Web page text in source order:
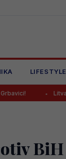
LIFESTYLE
Litvanci u velikim
BiH